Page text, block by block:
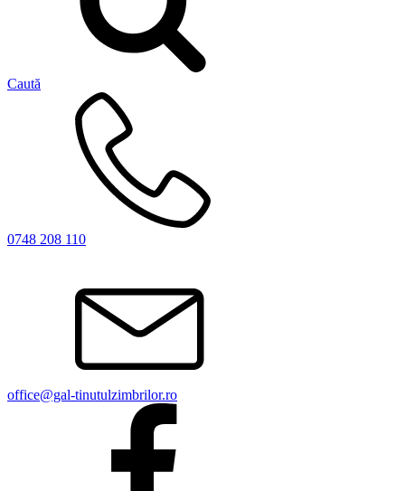
Caută
0748 208 110
office@gal-tinutulzimbrilor.ro